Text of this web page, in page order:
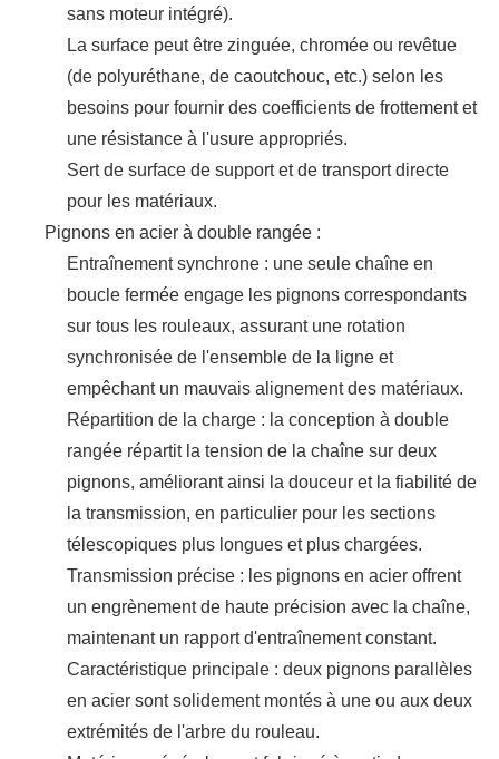
sans moteur intégré).
La surface peut être zinguée, chromée ou revêtue
(de polyuréthane, de caoutchouc, etc.) selon les
besoins pour fournir des coefficients de frottement et
une résistance à l'usure appropriés.
Sert de surface de support et de transport directe
pour les matériaux.
Pignons en acier à double rangée :
Entraînement synchrone : une seule chaîne en
boucle fermée engage les pignons correspondants
sur tous les rouleaux, assurant une rotation
synchronisée de l'ensemble de la ligne et
empêchant un mauvais alignement des matériaux.
Répartition de la charge : la conception à double
rangée répartit la tension de la chaîne sur deux
pignons, améliorant ainsi la douceur et la fiabilité de
la transmission, en particulier pour les sections
télescopiques plus longues et plus chargées.
Transmission précise : les pignons en acier offrent
un engrènement de haute précision avec la chaîne,
maintenant un rapport d'entraînement constant.
Caractéristique principale : deux pignons parallèles
en acier sont solidement montés à une ou aux deux
extrémités de l'arbre du rouleau.